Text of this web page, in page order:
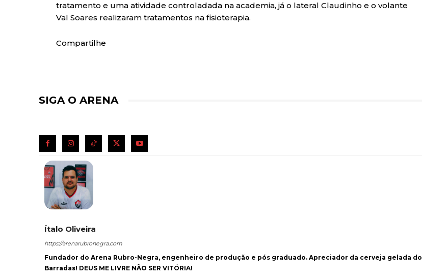
tratamento e uma atividade controladada na academia, já o lateral Claudinho e o volante
Val Soares realizaram tratamentos na fisioterapia.
Compartilhe
SIGA O ARENA
Ítalo Oliveira
https://arenarubronegra.com
Fundador do Arena Rubro-Negra, engenheiro de produção e pós graduado. Apreciador da cerveja gelada do
Barradas! DEUS ME LIVRE NÃO SER VITÓRIA!